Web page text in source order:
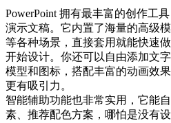
PowerPoint 拥有最丰富的创作工
演示文稿。它内置了海量的高级
等各种场景，直接套用就能快速
开始设计。你还可以自由添加文
模型和图标，搭配丰富的动画效
更有吸引力。
智能辅助功能也非常实用，它能
素、推荐配色方案，哪怕是没有